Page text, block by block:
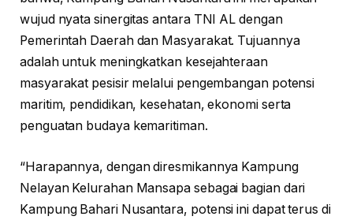
wujud nyata sinergitas antara TNI AL dengan
Pemerintah Daerah dan Masyarakat. Tujuannya
adalah untuk meningkatkan kesejahteraan
masyarakat pesisir melalui pengembangan potensi
maritim, pendidikan, kesehatan, ekonomi serta
penguatan budaya kemaritiman.
“Harapannya, dengan diresmikannya Kampung
Nelayan Kelurahan Mansapa sebagai bagian dari
Kampung Bahari Nusantara, potensi ini dapat terus di